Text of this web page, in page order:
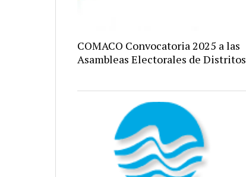
COMACO Convocatoria 2025 a las
Asambleas Electorales de Distritos